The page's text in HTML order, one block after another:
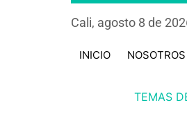
Cali, agosto 8 de
INICIO NOSOTROS
TEMAS